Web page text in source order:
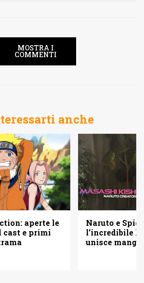
MOSTRA I
COMMENTI
anche
aperte le
cast e primi
Naruto e
l’incredibile
unisce manga